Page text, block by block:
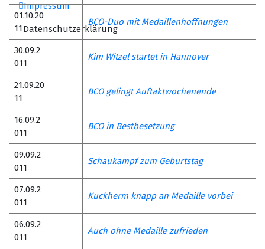
Impressum
Datenschutzerklärung
01.10.20
11
BCO-Duo mit Medaillenhoffnungen
30.09.2
011
Kim Witzel startet in Hannover
21.09.20
11
BCO gelingt Auftaktwochenende
16.09.2
011
BCO in Bestbesetzung
09.09.2
011
Schaukampf zum Geburtstag
07.09.2
011
Kuckherm knapp an Medaille vorbei
06.09.2
011
Auch ohne Medaille zufrieden